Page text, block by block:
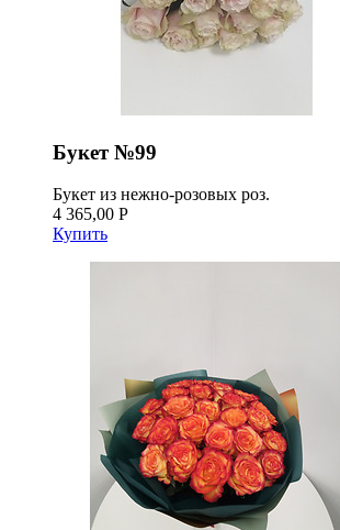
Букет №99
Букет из нежно-розовых роз.
4 365,00 Р
Купить